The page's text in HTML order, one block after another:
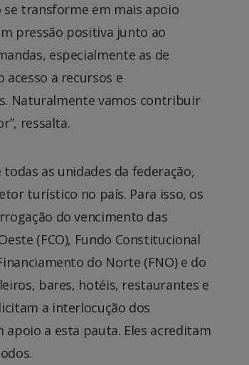
se transforme em mais apoio
pressão positiva junto ao
especialmente as de
a recursos e
Naturalmente vamos contribuir
ressalta.
as unidades da federação,
turístico no país. Para isso, os
do vencimento das
(FCO), Fundo Constitucional
do Norte (FNO) e do
bares, hotéis, restaurantes e
a interlocução dos
a esta pauta. Eles acreditam